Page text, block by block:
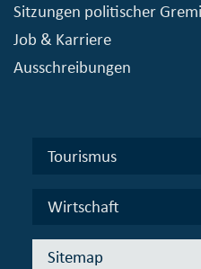
Sitzungen politischer
Job & Karriere
Ausschreibungen
Tourismus
Wirtschaft
Sitemap